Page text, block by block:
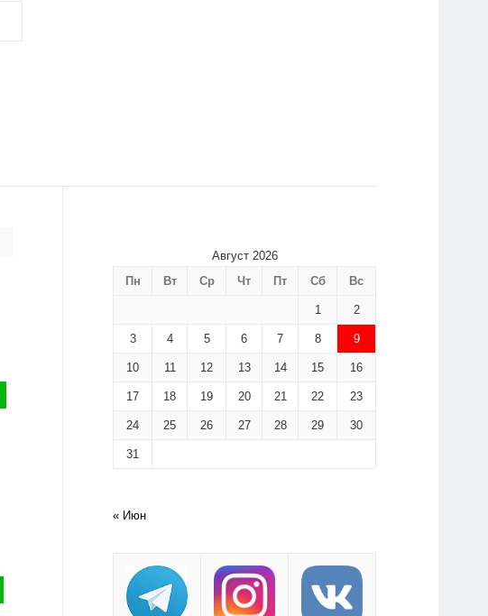
Август 2026
Пн
Вт Ср Чт Пт Сб Вс
1 2
3 4 5 6 7 8 9
10 11 12 13 14 15 16
17 18 19 20 21 22 23
24 25 26 27 28 29 30
31
« Июн